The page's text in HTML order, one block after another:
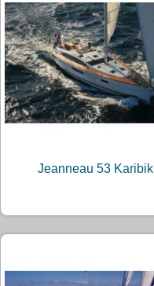
Jeanneau 53 Karibik